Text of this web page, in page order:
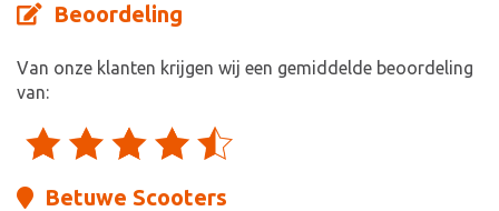
Beoordeling
Van onze klanten krijgen wij een gemiddelde beoordeling
van:
Betuwe Scooters